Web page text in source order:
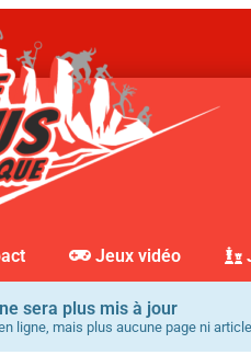
Jeux vidéo
sera plus mis à jour
ligne, mais plus aucune page ni